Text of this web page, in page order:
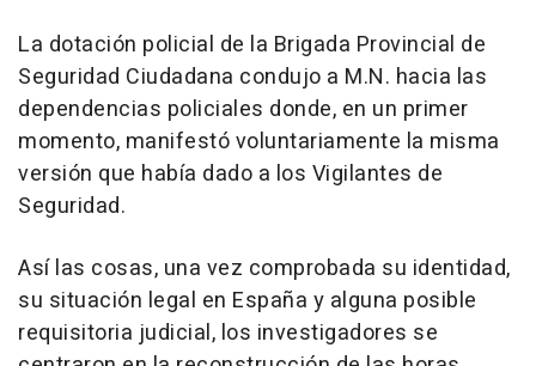
La dotación policial de la Brigada Provincial de
Seguridad Ciudadana condujo a M.N. hacia las
dependencias policiales donde, en un primer
momento, manifestó voluntariamente la misma
versión que había dado a los Vigilantes de
Seguridad.
Así las cosas, una vez comprobada su identidad,
su situación legal en España y alguna posible
requisitoria judicial, los investigadores se